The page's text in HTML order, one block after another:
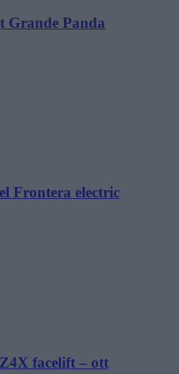
Grande Panda
Frontera electric
facelift – ott